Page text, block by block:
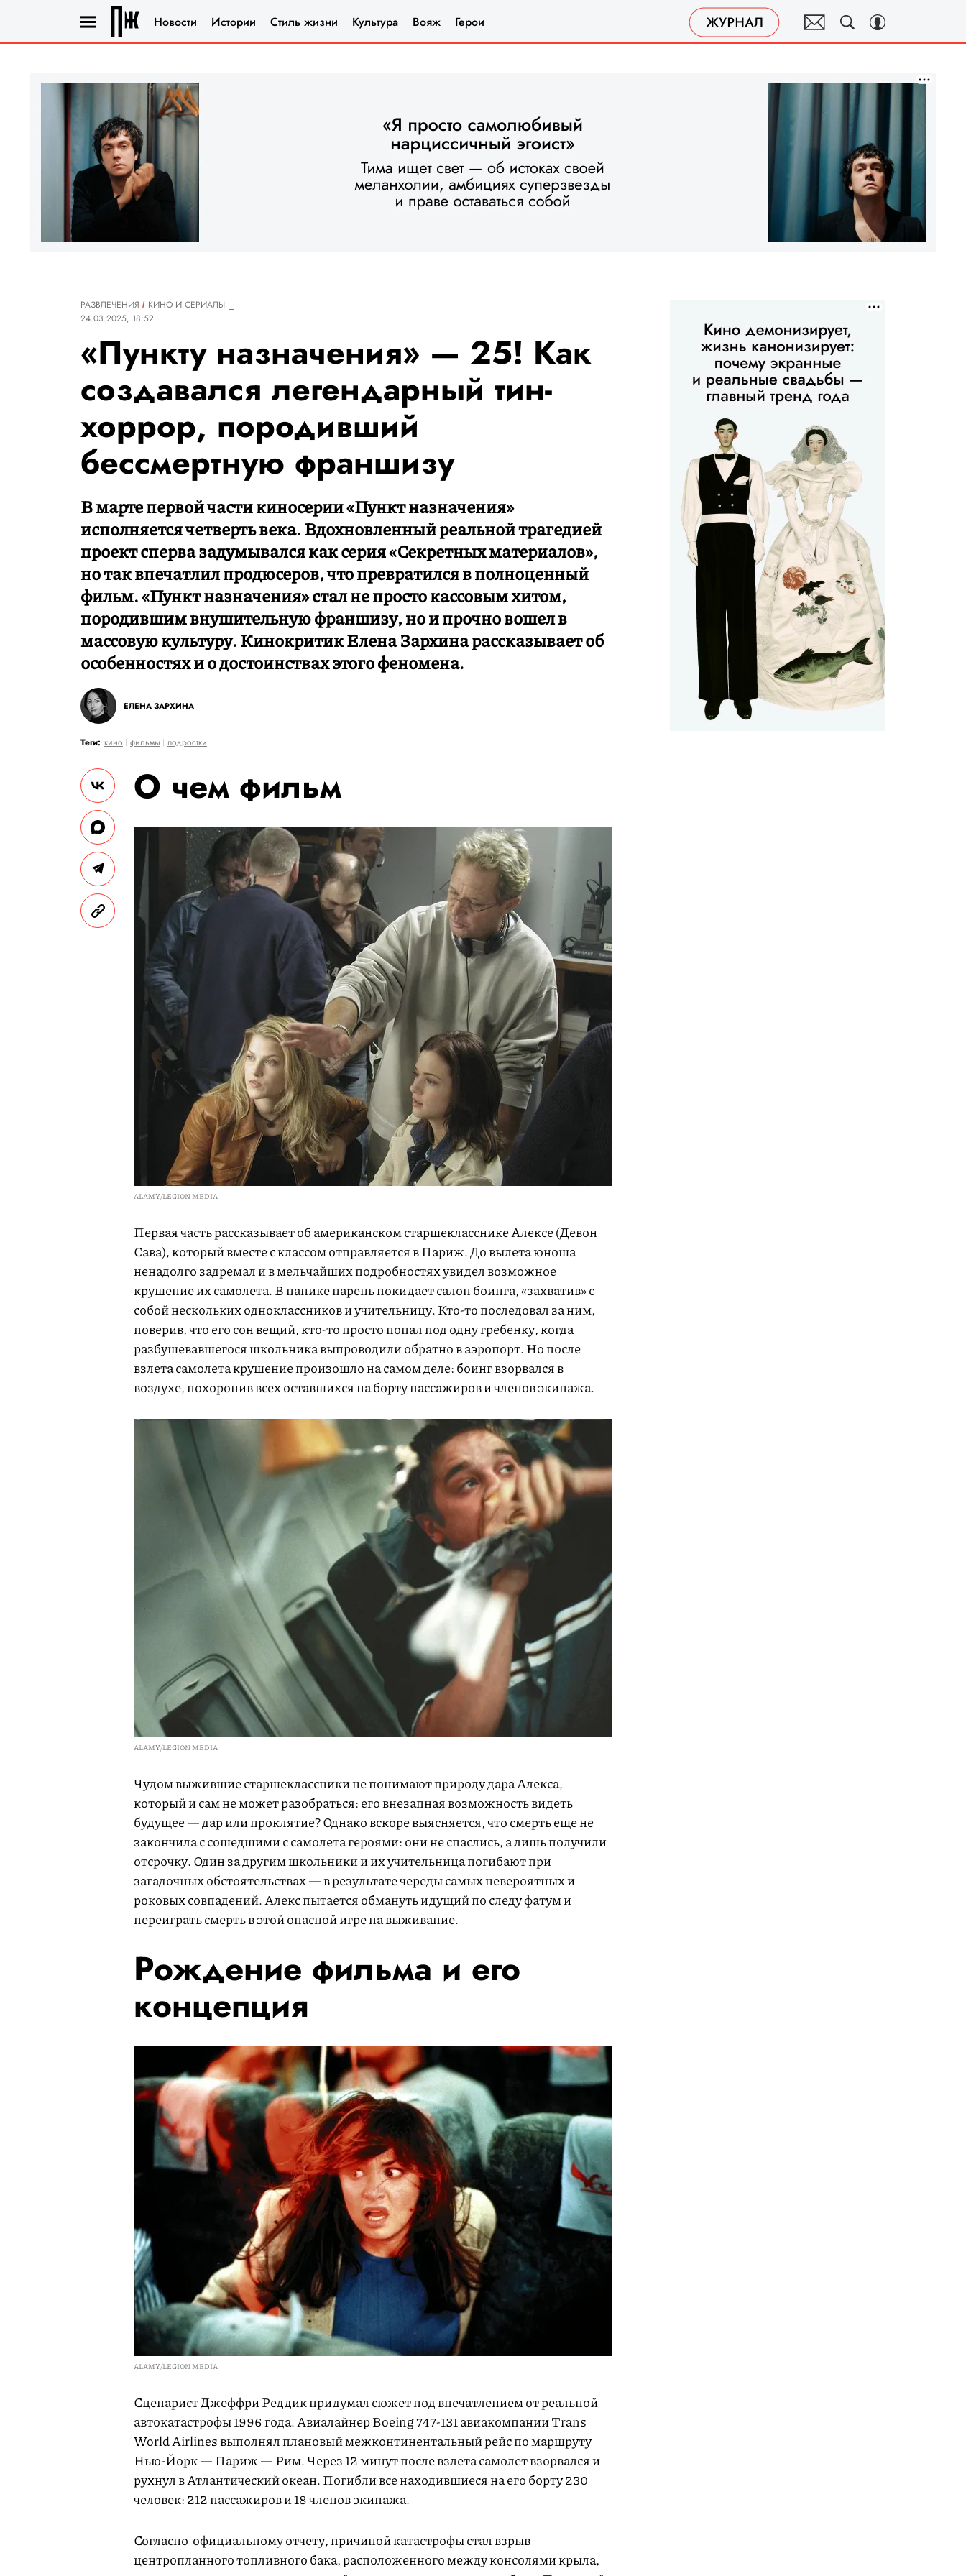
Новости Истории Стиль жизни Культура Вояж Герои
РАЗВЛЕЧЕНИЯ
КИНО И СЕРИАЛЫ
24.03.2025, 18:52
«Пункту назначения» — 25! Как
создавался легендарный тин-
хоррор, породивший
бессмертную франшизу
В марте первой части киносерии «Пункт назначения»
исполняется четверть века. Вдохновленный реальной трагедией
проект сперва задумывался как серия «Секретных материалов»,
но так впечатлил продюсеров, что превратился в полноценный
фильм. «Пункт назначения» стал не просто кассовым хитом,
породившим внушительную франшизу, но и прочно вошел в
массовую культуру. Кинокритик Елена Зархина рассказывает об
особенностях и о достоинствах этого феномена.
ЕЛЕНА ЗАРХИНА
Теги: кино фильмы подростки
О чем фильм
ALAMY/LEGION MEDIA
Первая часть рассказывает об американском старшекласснике Алексе (Девон
Сава), который вместе с классом отправляется в Париж. До вылета юноша
ненадолго задремал и в мельчайших подробностях увидел возможное
крушение их самолета. В панике парень покидает салон боинга, «захватив» с
собой нескольких одноклассников и учительницу. Кто-то последовал за ним,
поверив, что его сон вещий, кто-то просто попал под одну гребенку, когда
разбушевавшегося школьника выпроводили обратно в аэропорт. Но после
взлета самолета крушение произошло на самом деле: боинг взорвался в
воздухе, похоронив всех оставшихся на борту пассажиров и членов экипажа.
ALAMY/LEGION MEDIA
Чудом выжившие старшеклассники не понимают природу дара Алекса,
который и сам не может разобраться: его внезапная возможность видеть
будущее — дар или проклятие? Однако вскоре выясняется, что смерть еще не
закончила с сошедшими с самолета героями: они не спаслись, а лишь получили
отсрочку. Один за другим школьники и их учительница погибают при
загадочных обстоятельствах — в результате череды самых невероятных и
роковых совпадений. Алекс пытается обмануть идущий по следу фатум и
переиграть смерть в этой опасной игре на выживание.
Рождение фильма и его
концепция
ALAMY/LEGION MEDIA
Сценарист Джеффри Реддик придумал сюжет под впечатлением от реальной
автокатастрофы 1996 года. Авиалайнер Boeing 747-131 авиакомпании Trans
World Airlines выполнял плановый межконтинентальный рейс по маршруту
Нью-Йорк — Париж — Рим. Через 12 минут после взлета самолет взорвался и
рухнул в Атлантический океан. Погибли все находившиеся на его борту 230
человек: 212 пассажиров и 18 членов экипажа.
Согласно официальному отчету, причиной катастрофы стал взрыв
центропланного топливного бака, расположенного между консолями крыла,